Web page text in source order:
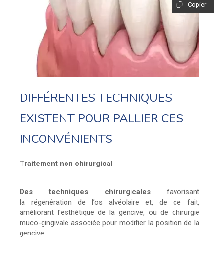
DIFFÉRENTES TECHNIQUES
EXISTENT POUR PALLIER CES
INCONVÉNIENTS
Traitement non chirurgical
Des techniques chirurgicalesfavorisant
la régénération de l’os alvéolaire et, de ce fait,
améliorant l’esthétique de la gencive, ou de chirurgie
muco-gingivale associée pour modifier la position de la
gencive.
Copier